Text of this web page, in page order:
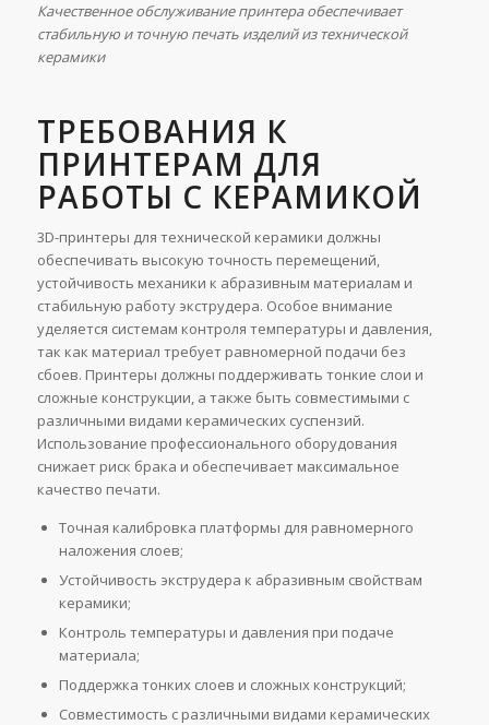
Качественное обслуживание принтера обеспечивает
стабильную и точную печать изделий из технической
керамики
ТРЕБОВАНИЯ К
ПРИНТЕРАМ ДЛЯ
РАБОТЫ С КЕРАМИКОЙ
3D-принтеры для технической керамики должны
обеспечивать высокую точность перемещений,
устойчивость механики к абразивным материалам и
стабильную работу экструдера. Особое внимание
уделяется системам контроля температуры и давления,
так как материал требует равномерной подачи без
сбоев. Принтеры должны поддерживать тонкие слои и
сложные конструкции, а также быть совместимыми с
различными видами керамических суспензий.
Использование профессионального оборудования
снижает риск брака и обеспечивает максимальное
качество печати.
Точная калибровка платформы для равномерного
наложения слоев;
Устойчивость экструдера к абразивным свойствам
керамики;
Контроль температуры и давления при подаче
материала;
Поддержка тонких слоев и сложных конструкций;
Совместимость с различными видами керамических